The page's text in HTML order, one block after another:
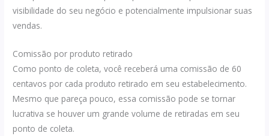
visibilidade do seu negócio e potencialmente impulsionar suas
vendas.
Comissão por produto retirado
Como ponto de coleta, você receberá uma comissão de 60
centavos por cada produto retirado em seu estabelecimento.
Mesmo que pareça pouco, essa comissão pode se tornar
lucrativa se houver um grande volume de retiradas em seu
ponto de coleta.